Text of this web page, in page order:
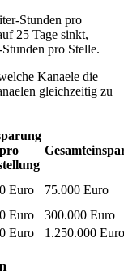
Stunden pro
25 Tage sinkt,
pro Stelle.
Kanaele die
gleichzeitig zu
pro
Euro
75.000 Euro
Euro
300.000 Euro
Euro 1.250.000 Euro